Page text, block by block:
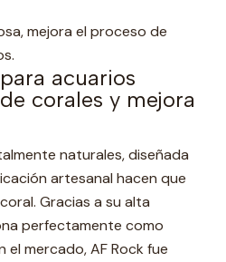
mejora el proceso de
acuarios
corales y mejora
naturales, diseñada
artesanal hacen que
Gracias a su alta
perfectamente como
mercado, AF Rock fue